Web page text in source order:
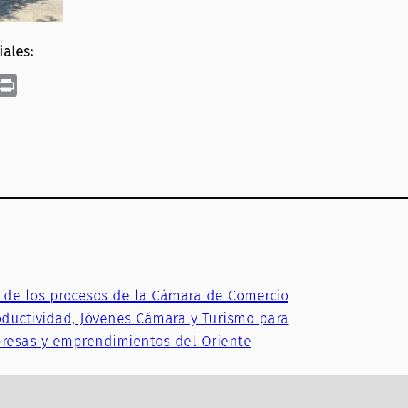
los procesos de la Cámara de Comercio
Jóvenes Cámara y Turismo para
y emprendimientos del Oriente